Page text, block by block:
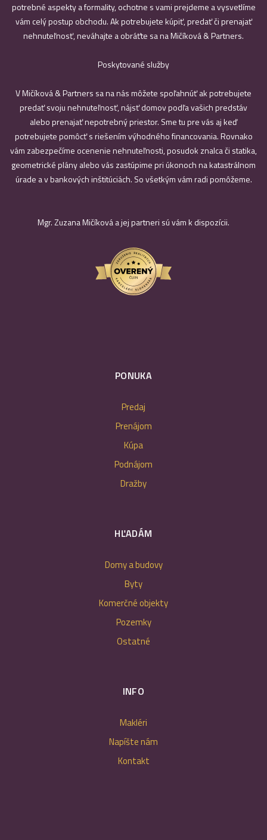
potrebné aspekty a formality, ochotne s vami prejdeme a vysvetlíme
vám celý postup obchodu. Ak potrebujete kúpiť, predať či prenajať
nehnuteľnosť, neváhajte a obráťte sa na Mičíková & Partners.
Poskytované služby
V Mičíková & Partners sa na nás môžete spoľahnúť ak potrebujete
predať svoju nehnuteľnosť, nájsť domov podľa vašich predstáv
alebo prenajať nepotrebný priestor. Sme tu pre vás aj keď
potrebujete pomôcť s riešením výhodného financovania. Rovnako
vám zabezpečíme ocenenie nehnuteľnosti, posudok znalca či statika,
geometrické plány alebo vás zastúpime pri úkonoch na katastrálnom
úrade a v bankových inštitúciách. So všetkým vám radi pomôžeme.
Mgr. Zuzana Mičíková a jej partneri sú vám k dispozícii.
PONUKA
Predaj
Prenájom
Kúpa
Podnájom
Dražby
HĽADÁM
Domy a budovy
Byty
Komerčné objekty
Pozemky
Ostatné
INFO
Makléri
Napíšte nám
Kontakt